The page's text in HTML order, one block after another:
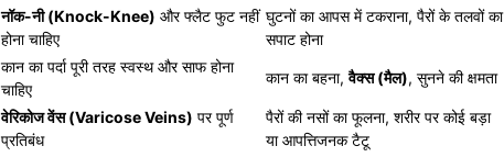
नॉक-नी (Knock-Knee) और फ्लैट फुट नहीं
होना चाहिए
घुटनों का आपस में टकराना, पैरों के तलवों का
सपाट होना
कान का पर्दा पूरी तरह स्वस्थ और साफ होना
चाहिए
कान का बहना,वैक्स (मैल), सुनने की क्षमता
वेरिकोज वेंस (Varicose Veins) पर पूर्ण
प्रतिबंध
पैरों की नसों का फूलना, शरीर पर कोई बड़ा
या आपत्तिजनक टैटू